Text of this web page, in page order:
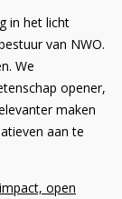
in het licht
van NWO.
We
opener,
maken
aan te
open